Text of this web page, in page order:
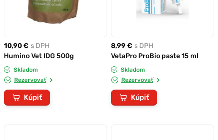
10,90 € s DPH
Humino Vet IDG 500g
Skladom
Rezervovať
Kúpiť
8,99 € s DPH
VetaPro ProBio paste 15 ml
Skladom
Rezervovať
Kúpiť